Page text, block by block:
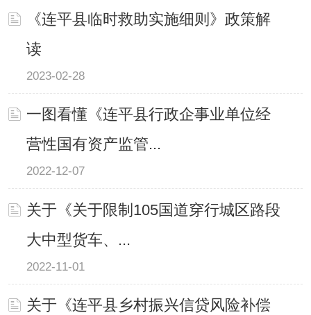
《连平县临时救助实施细则》政策解
读
2023-02-28
一图看懂《连平县行政企事业单位经
营性国有资产监管...
2022-12-07
关于《关于限制105国道穿行城区路段
大中型货车、...
2022-11-01
关于《连平县乡村振兴信贷风险补偿